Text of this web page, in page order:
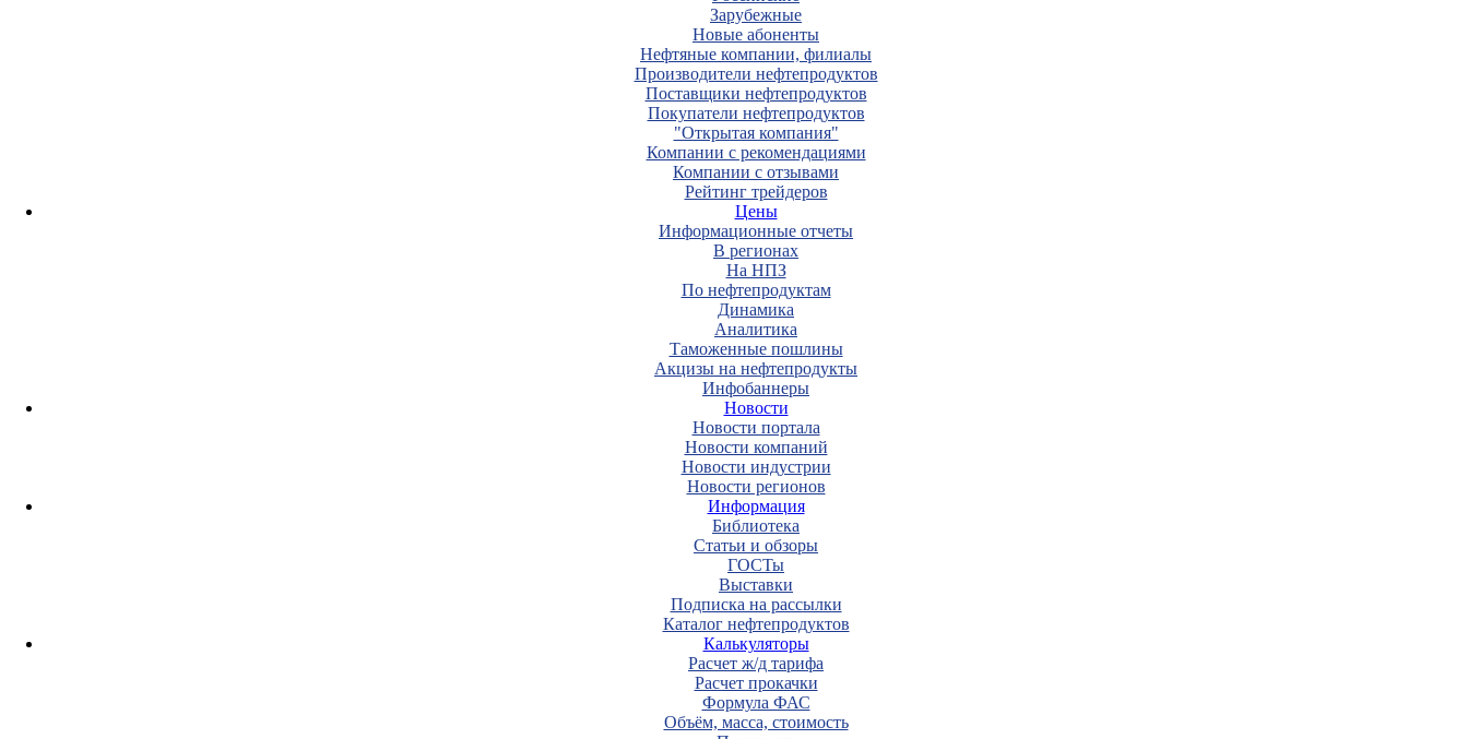
Зарубежные
Новые абоненты
Нефтяные компании, филиалы
Производители нефтепродуктов
Поставщики нефтепродуктов
Покупатели нефтепродуктов
"Открытая компания"
Компании с рекомендациями
Компании с отзывами
Рейтинг трейдеров
Цены
Информационные отчеты
В регионах
На НПЗ
По нефтепродуктам
Динамика
Аналитика
Таможенные пошлины
Акцизы на нефтепродукты
Инфобаннеры
Новости
Новости портала
Новости компаний
Новости индустрии
Новости регионов
Информация
Библиотека
Статьи и обзоры
ГОСТы
Выставки
Подписка на рассылки
Каталог нефтепродуктов
Калькуляторы
Расчет ж/д тарифа
Расчет прокачки
Формула ФАС
Объём, масса, стоимость